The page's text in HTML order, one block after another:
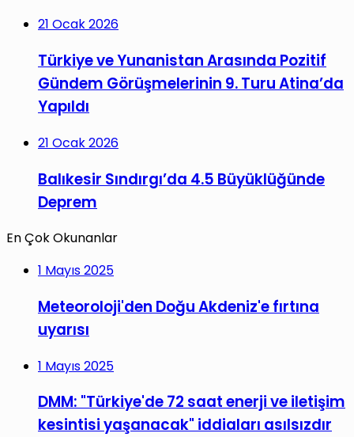
21 Ocak 2026
Türkiye ve Yunanistan Arasında Pozitif
Gündem Görüşmelerinin 9. Turu Atina’da
Yapıldı
21 Ocak 2026
Balıkesir Sındırgı’da 4.5 Büyüklüğünde
Deprem
En Çok Okunanlar
1 Mayıs 2025
Meteoroloji'den Doğu Akdeniz'e fırtına
uyarısı
1 Mayıs 2025
DMM: "Türkiye'de 72 saat enerji ve iletişim
kesintisi yaşanacak" iddiaları asılsızdır